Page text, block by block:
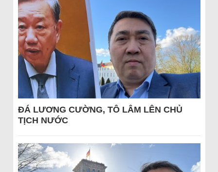
ĐÁ LƯƠNG CƯỜNG, TÔ LÂM LÊN CHỦ
TỊCH NƯỚC